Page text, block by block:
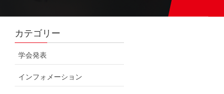
カテゴリー
学会発表
インフォメーション